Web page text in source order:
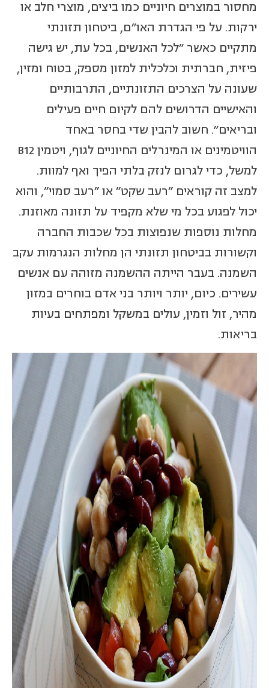
מחסור במוצרים חיוניים כמו ביצים, מוצרי חלב או
ירקות. על פי הגדרת האו"ם, ביטחון תזונתי
מתקיים כאשר "לכל האנשים, בכל עת, יש גישה
פיזית, חברתית וכלכלית למזון מספק, בטוח ומזין,
שעונה על הצרכים התזונתיים, התרבותיים
והאישיים הדרושים להם לקיום חיים פעילים
ובריאים". חשוב להבין שדי בחסר באחד
הוויטמינים או המינרלים החיוניים לגוף, ויטמין B12
למשל, כדי לגרום לנזק בלתי הפיך ואף למוות.
למצב זה קוראים "רעב שקט" או "רעב סמוי", והוא
יכול לפגוע בכל מי שלא מקפיד על תזונה מאוזנת.
מחלות נוספות שנפוצות בכל שכבות החברה
וקשורות בביטחון תזונתי הן מחלות הנגרמות עקב
השמנה. בעבר הייתה ההשמנה מזוהה עם אנשים
עשירים. כיום, יותר ויותר בני אדם בוחרים במזון
מהיר, זול וזמין, עולים במשקל ומפתחים בעיות
בריאות.